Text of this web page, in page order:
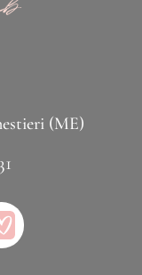
(ME)